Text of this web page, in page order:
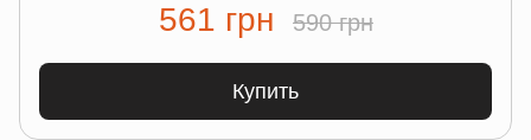
561 грн 590 грн
Купить